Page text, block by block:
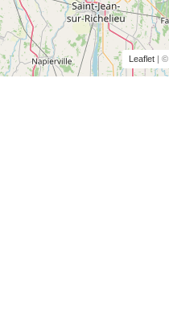
Leaflet| ©